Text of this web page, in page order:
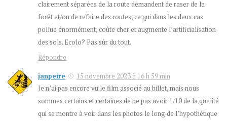
clairement séparées de la route demandent de raser de la
forêt et/ou de refaire des routes, ce qui dans les deux cas
pollue énormément, coûte cher et augmente l’artificialisation
des sols. Ecolo? Pas sûr du tout.
Répondre
janpeire
15 novembre 2023 à 16 h 59 min
Je n’ai pas encore vu le film associé au billet, mais nous
sommes certains et certaines de ne pas avoir 1/10 de la qualité
qui se montre à voir dans les photos le long de l’hypothétique